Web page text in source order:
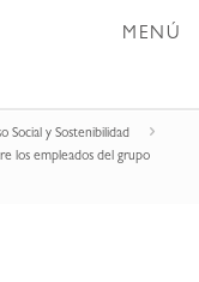
MENÚ
Social y Sostenibilidad
los empleados del grupo